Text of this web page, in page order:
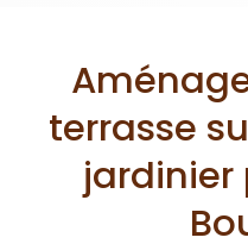
terrasse
jardinier